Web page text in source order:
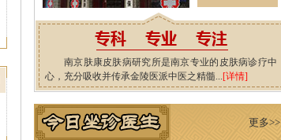
南京肤康皮肤病研究所是南京专业的皮肤病诊疗中
心，充分吸收并传承金陵医派中医之精髓...[详情]
更多>>